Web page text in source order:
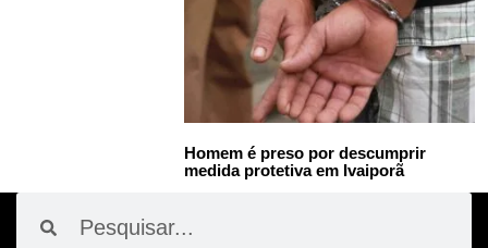
Homem é preso por descumprir
medida protetiva em Ivaiporã